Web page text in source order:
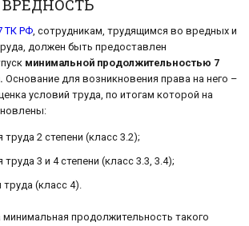
ТК РФ, сотрудникам, трудящимся во вредных и
должен быть предоставлен
минимальной продолжительностью 7
Основание для возникновения права на него –
условий труда, по итогам которой на
2 степени (класс 3.2);
3 и 4 степени (класс 3.3, 3.4);
(класс 4).
продолжительность такого